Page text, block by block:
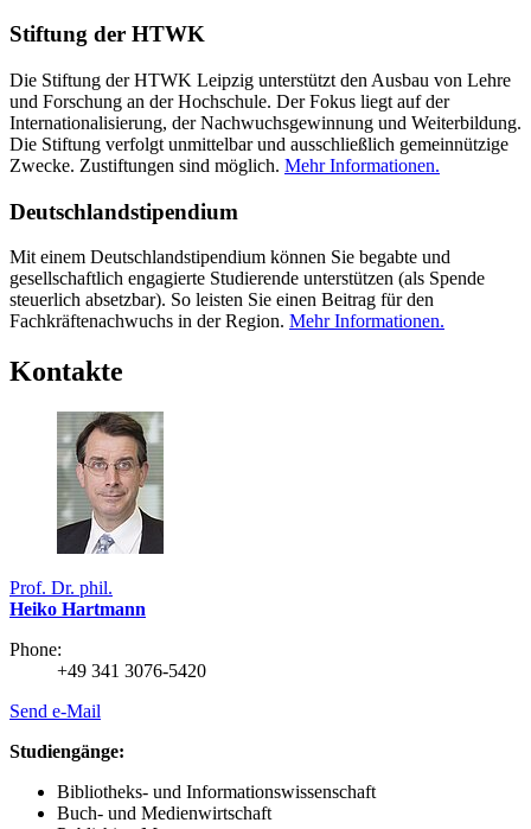
Stiftung der HTWK
Die Stiftung der HTWK Leipzig unterstützt den Ausbau von Lehre
und Forschung an der Hochschule. Der Fokus liegt auf der
Internationalisierung, der Nachwuchsgewinnung und Weiterbildung.
Die Stiftung verfolgt unmittelbar und ausschließlich gemeinnützige
Zwecke. Zustiftungen sind möglich. Mehr Informationen.
Deutschlandstipendium
Mit einem Deutschlandstipendium können Sie begabte und
gesellschaftlich engagierte Studierende unterstützen (als Spende
steuerlich absetzbar). So leisten Sie einen Beitrag für den
Fachkräftenachwuchs in der Region. Mehr Informationen.
Kontakte
Prof. Dr. phil.
Heiko Hartmann
Phone:
+49 341 3076-5420
Send e-Mail
Studiengänge:
Bibliotheks- und Informationswissenschaft
Buch- und Medienwirtschaft